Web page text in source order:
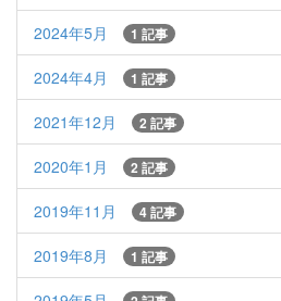
2024年5月 1 記事
2024年4月 1 記事
2021年12月 2 記事
2020年1月 2 記事
2019年11月 4 記事
2019年8月 1 記事